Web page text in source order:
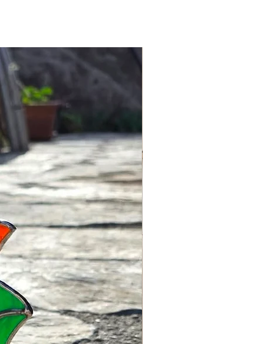
insanlara ulaşmanın bana
sonrasında çamurun,
olasılıkları mükemmel bir
gördüm.
benzetiyorum: Sınırsız, derin ve
farklı fikir ve perspektifleri
bir esnekliğe de sahip.
iç dünyalarımdan geliyor,
parça taşıyor. Yalın, zarif ve
de benimle birlikte gelişiyor,
eşlik ediyor.
için info@lagomstore.co